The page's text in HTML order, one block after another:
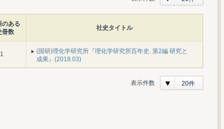
のある
冊数
社史タイトル
1
(国研)理化学研究所『理化学研究所百年史. 第2編 研究と
成果』(2018.03)
表示件数 20件